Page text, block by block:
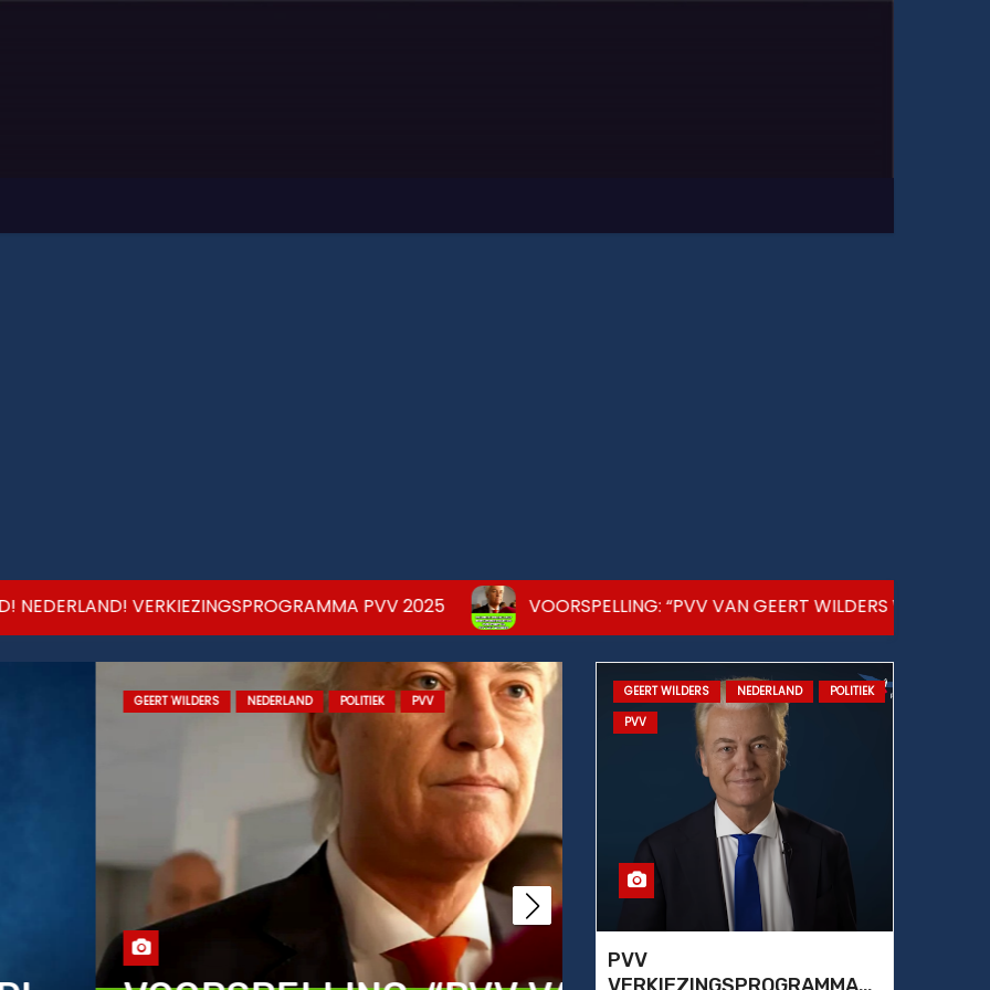
VERKIEZINGSPROGRAMMA PVV 2025 VOORSPELLING: “PVV VAN GEERT WILDERS WORDT GROTER
NEDERLAND POLITIEK PVV AFSCHUW MISDAAD POLITIE
GEERT WILDERS NEDERLAND
POLITIEK
PVV
PVV